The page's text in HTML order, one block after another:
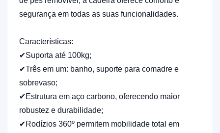
segurança em todas as suas funcionalidades.
Características:
✔Suporta até 100kg;
✔Três em um: banho, suporte para comadre e
sobrevaso;
✔Estrutura em aço carbono, oferecendo maior
robustez e durabilidade;
✔Rodízios 360º permitem mobilidade total em